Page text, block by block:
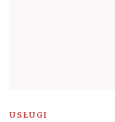
USŁUGI